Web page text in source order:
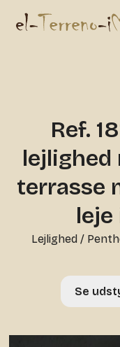
Ref.
lejlighed
terrasse
leje
Lejlighed /
Se